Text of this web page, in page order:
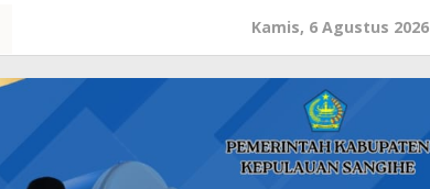
Kamis, 6 Agustus 2026